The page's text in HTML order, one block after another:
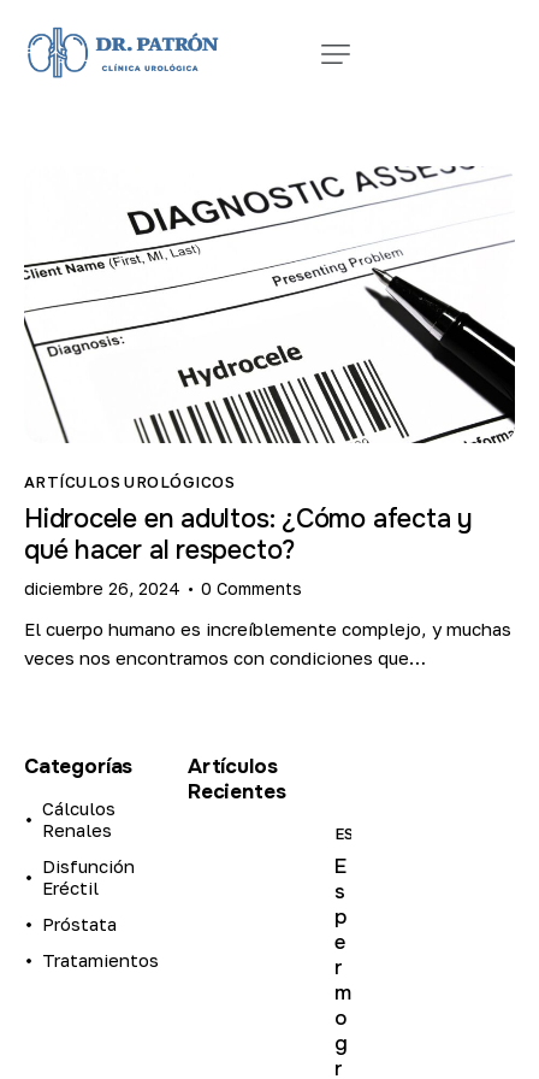
ARTÍCULOS UROLÓGICOS
Hidrocele en adultos: ¿Cómo afecta y
qué hacer al respecto?
diciembre 26, 2024 0 Comments
El cuerpo humano es increíblemente complejo, y muchas
veces nos encontramos con condiciones que…
Categorías
Cálculos
Renales
Disfunción
Eréctil
Próstata
Tratamientos
Artículos
Recientes
ESTUDIOS
E
s
p
e
r
m
o
g
r